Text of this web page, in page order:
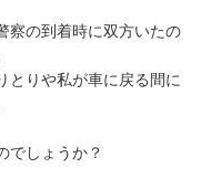
察の到着時に双方いたの
とりや私が車に戻る間に
でしょうか？